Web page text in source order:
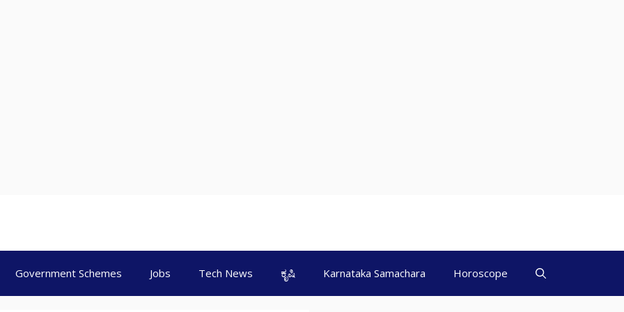
Government Schemes Jobs Tech News ಕೃಷಿ Karnataka Samachara Horoscope